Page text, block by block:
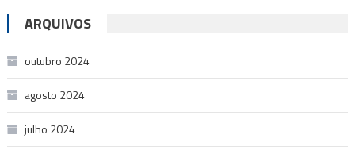
ARQUIVOS
outubro 2024
agosto 2024
julho 2024